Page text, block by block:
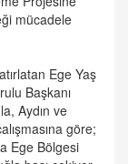
mücadele
Ege Yaş
Başkanı
Aydın ve
göre;
Ege Bölgesi